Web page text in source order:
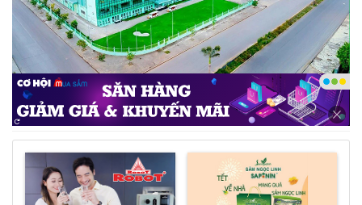
Nhà máy MPE Smart Factory đạt tiêu chuẩn LEED
Gold của Mỹ - Ảnh: DNCC